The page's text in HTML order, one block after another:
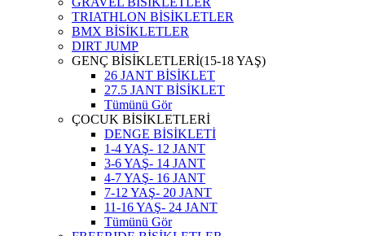
TRIATHLON BİSİKLETLER
BMX BİSİKLETLER
DIRT JUMP
GENÇ BİSİKLETLERİ(15-18 YAŞ)
26 JANT BİSİKLET
27.5 JANT BİSİKLET
Tümünü Gör
ÇOCUK BİSİKLETLERİ
DENGE BİSİKLETİ
1-4 YAŞ- 12 JANT
3-6 YAŞ- 14 JANT
4-7 YAŞ- 16 JANT
7-12 YAŞ- 20 JANT
11-16 YAŞ- 24 JANT
Tümünü Gör